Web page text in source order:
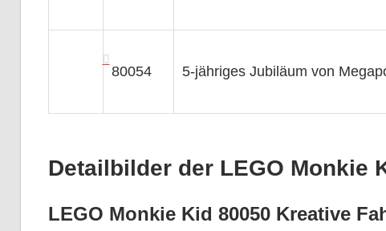
80054 5-jähriges Jubiläum von
Detailbilder der LEGO Monkie
LEGO Monkie Kid 80050 Kreative